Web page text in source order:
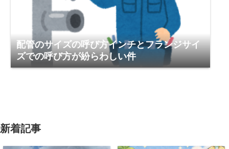
配管のサイズの呼び方インチとフランジサイ
ズでの呼び方が紛らわしい件
新着記事